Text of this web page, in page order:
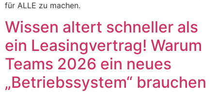
für ALLE zu machen.
Wissen altert schneller als
ein Leasingvertrag! Warum
Teams 2026 ein neues
„Betriebssystem“ brauchen